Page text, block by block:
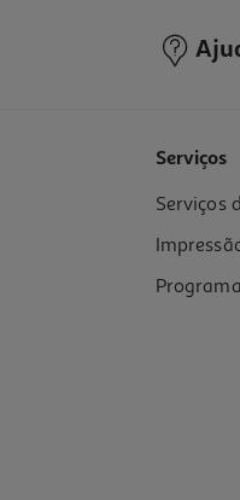
Serviços
Serviços